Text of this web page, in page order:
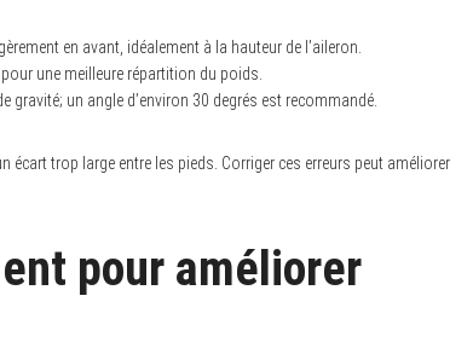
en avant, idéalement à la hauteur de l’aileron.
une meilleure répartition du poids.
gravité; un angle d’environ 30 degrés est recommandé.
écart trop large entre les pieds. Corriger ces erreurs peut améliorer
pour améliorer